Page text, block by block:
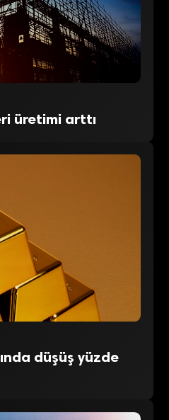
üretimi arttı
düşüş yüzde